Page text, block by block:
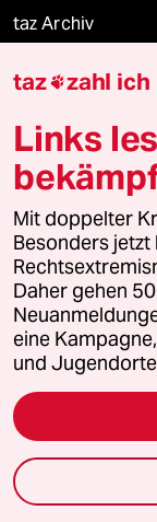
taz Archiv
Mehr taz
Reisen
Kantine
Shop
Anzeigen
Fragen & Hilfe
taz zahl ich
Links
Mit doppelter
Besonders
Daher gehen
eine
und